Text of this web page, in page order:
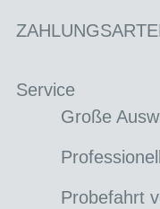
Service
Große
Probefahrt